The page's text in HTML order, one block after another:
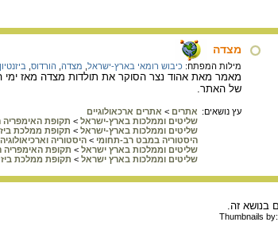
מצדה
מילות המפתח: כיבוש רומאי בארץ-ישראל מצדה הורדוס ביזנטיון
מאמר מאת אהוד נצר הסוקר את תולדות מצדה מאז ימי
של האתר.
עץ נושאים: אתרים > אתרים ארכאולוגיים
שליטים וממלכות בארץ-ישראל > תקופת האימפריה
שליטים וממלכות בארץ-ישראל > תקופת ממלכת
היסטוריה במבט רב-תחומי > היסטוריה וארכיאולוגיה
שליטים וממלכות בארץ ישראל > תקופת האימפריה
שליטים וממלכות בארץ ישראל > תקופת ממלכת
Thumbnails by: